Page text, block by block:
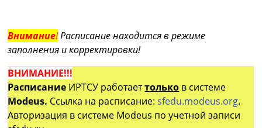
Внимание!Расписание находится в режиме
заполнения и корректировки!
ВНИМАНИЕ!!!
Расписание ИРТСУ работаеттолько в системе
Modeus. Ссылка на расписание:sfedu.modeus.org.
Авторизация в системе Modeus по учетной записи